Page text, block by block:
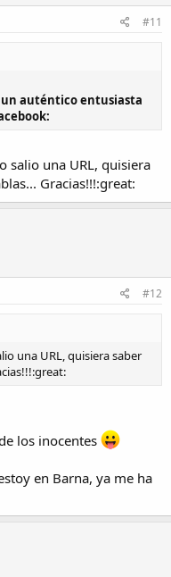
#11
un auténtico entusiasta
salio una URL, quisiera
Gracias!!!:great:
#12
una URL, quisiera saber
los inocentes
en Barna, ya me ha